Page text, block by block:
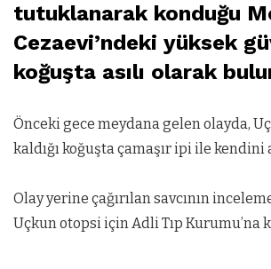
tutuklanarak konduğu
Cezaevi’ndeki yüksek
koğuşta asılı olarak
Önceki gece meydana gelen olayda,
kaldığı koğuşta çamaşır ipi ile kendini
Olay yerine çağırılan savcının
Uçkun otopsi için Adli Tıp Kurumu’na